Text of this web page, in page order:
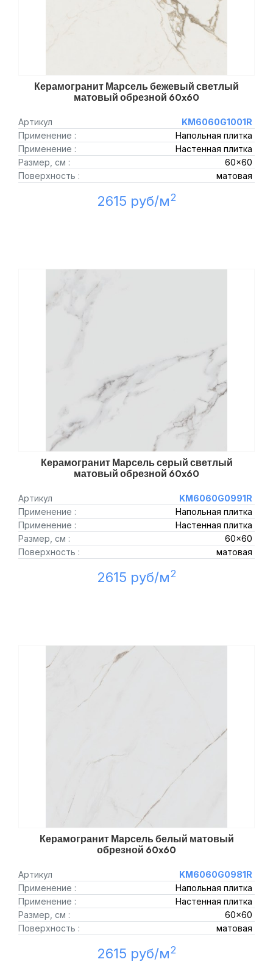
Керамогранит Марсель бежевый светлый
матовый обрезной 60x60
Артикул
KM6060G1001R
Применение :
Напольная плитка
Применение :
Настенная плитка
Размер, см :
60x60
Поверхность :
матовая
2615 руб/м2
Керамогранит Марсель серый светлый
матовый обрезной 60x60
Артикул
KM6060G0991R
Применение :
Напольная плитка
Применение :
Настенная плитка
Размер, см :
60x60
Поверхность :
матовая
2615 руб/м2
Керамогранит Марсель белый матовый
обрезной 60x60
Артикул
KM6060G0981R
Применение :
Напольная плитка
Применение :
Настенная плитка
Размер, см :
60x60
Поверхность :
матовая
2615 руб/м2